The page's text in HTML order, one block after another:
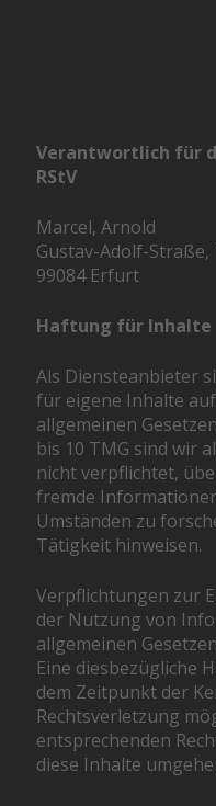
Verantwortlich für
RStV
Marcel, Arnold
Gustav-Adolf-Straße,
99084 Erfurt
Haftung für Inhalte
Als Diensteanbieter
für eigene Inhalte
allgemeinen
bis 10 TMG sind wir
nicht verpflichtet,
fremde
Umständen zu
Tätigkeit hinweisen.
Verpflichtungen zur
der Nutzung von
allgemeinen
Eine diesbezügliche
dem Zeitpunkt der
Rechtsverletzung
entsprechenden
diese Inhalte